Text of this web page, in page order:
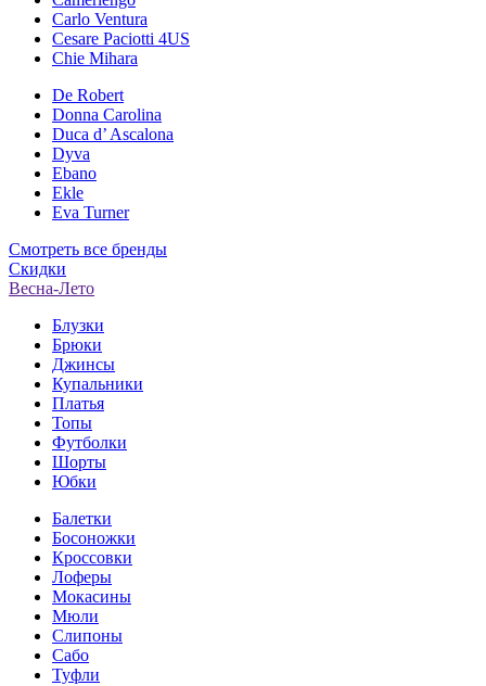
Carlo Ventura
Cesare Paciotti 4US
Chie Mihara
De Robert
Donna Carolina
Duca d’ Ascalona
Dyva
Ebano
Ekle
Eva Turner
Смотреть все бренды
Скидки
Весна-Лето
Блузки
Брюки
Джинсы
Купальники
Платья
Топы
Футболки
Шорты
Юбки
Балетки
Босоножки
Кроссовки
Лоферы
Мокасины
Мюли
Слипоны
Сабо
Туфли